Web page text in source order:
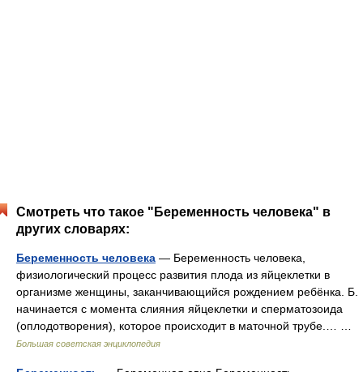
Смотреть что такое "Беременность человека" в
других словарях:
Беременность человека — Беременность человека,
физиологический процесс развития плода из яйцеклетки в
организме женщины, заканчивающийся рождением ребёнка. Б.
начинается с момента слияния яйцеклетки и сперматозоида
(оплодотворения), которое происходит в маточной трубе.… …
Большая советская энциклопедия